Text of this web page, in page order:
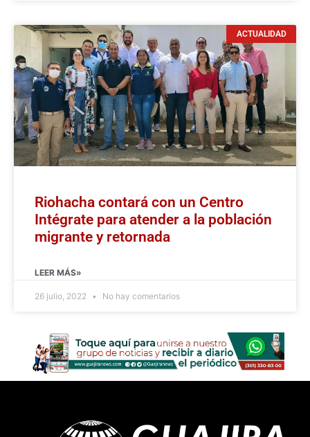
ACTUALIDAD
Riohacha contará con un Centro
Intégrate para atender a la población
migrante y retornada
LEER MÁS»
26 julio, 2022 No hay comentarios